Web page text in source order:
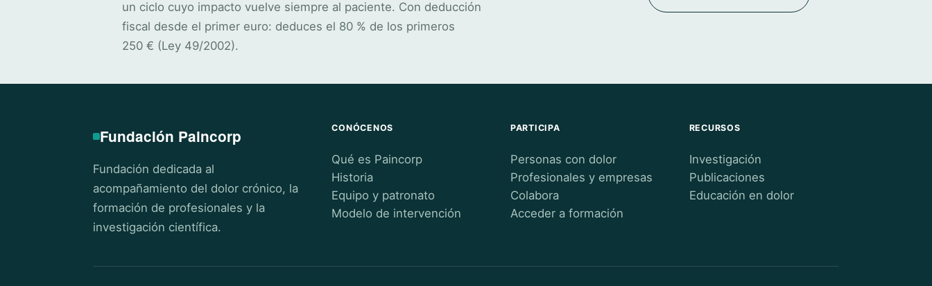
un ciclo cuyo impacto vuelve siempre al paciente. Con deducción
fiscal desde el primer euro: deduces el 80 % de los primeros
250 € (Ley 49/2002).
Fundación Paincorp
Fundación dedicada al
acompañamiento del dolor crónico, la
formación de profesionales y la
investigación científica.
CONÓCENOS
Qué es Paincorp
Historia
Equipo y patronato
Modelo de intervención
PARTICIPA
Personas con dolor
Profesionales y empresas
Colabora
Acceder a formación
RECURSOS
Investigación
Publicaciones
Educación en dolor